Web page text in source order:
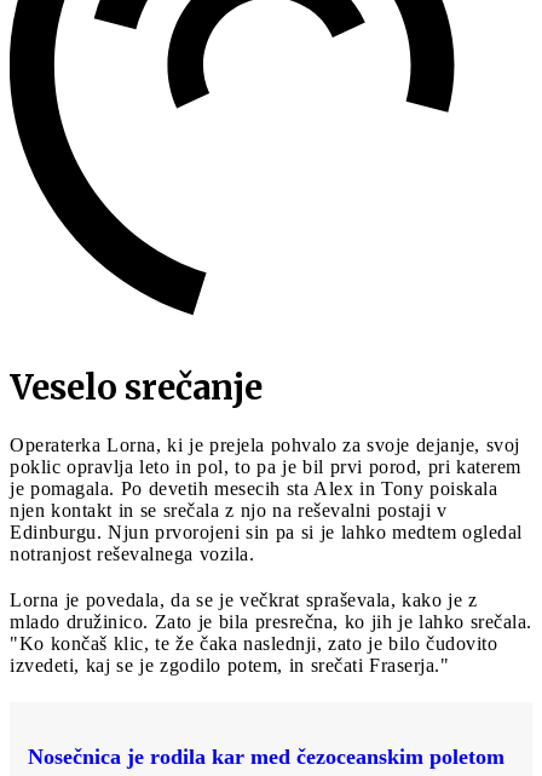
Veselo srečanje
Operaterka Lorna, ki je prejela pohvalo za svoje dejanje, svoj
poklic opravlja leto in pol, to pa je bil prvi porod, pri katerem
je pomagala. Po devetih mesecih sta Alex in Tony poiskala
njen kontakt in se srečala z njo na reševalni postaji v
Edinburgu. Njun prvorojeni sin pa si je lahko medtem ogledal
notranjost reševalnega vozila.
Lorna je povedala, da se je večkrat spraševala, kako je z
mlado družinico. Zato je bila presrečna, ko jih je lahko srečala.
"Ko končaš klic, te že čaka naslednji, zato je bilo čudovito
izvedeti, kaj se je zgodilo potem, in srečati Fraserja."
Nosečnica je rodila kar med čezoceanskim poletom